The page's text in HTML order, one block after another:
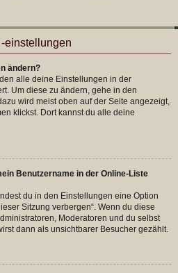
einstellungen
ändern?
alle deine Einstellungen in der
Um diese zu ändern, gehe in den
wird meist oben auf der Seite angezeigt,
klickst. Dort kannst du alle deine
Benutzername in der Online-Liste
du in den Einstellungen eine Option
Sitzung verbergen“. Wenn du diese
Moderatoren und du selbst
dann als unsichtbarer Besucher gezählt.